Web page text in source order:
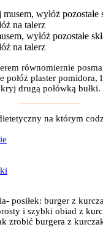
wyłóż pozostałe
na talerz
równomiernie
połóż plaster pomidora,
drugą połówką bułki.
na którym
posiłek: burger z
i szybki obiad z
zrobić burgera z